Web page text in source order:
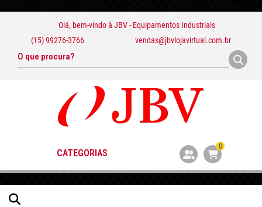
Olá, bem-vindo à JBV - Equipamentos Industriais
(15) 99276-3766
vendas@jbvlojavirtual.com.br
CATEGORIAS
0